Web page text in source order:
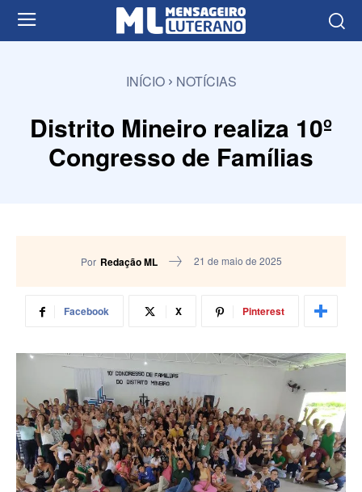
INÍCIO NOTÍCIAS
Distrito Mineiro realiza 10º
Congresso de Famílias
Por Redação ML 21 de maio de 2025
Facebook X Pinterest